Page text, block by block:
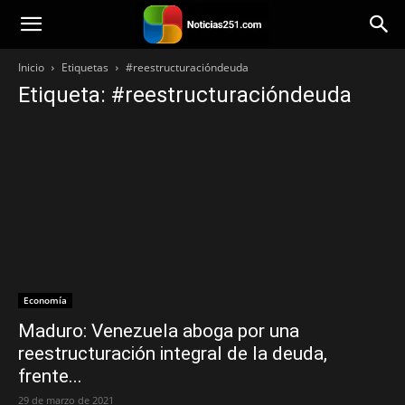
Noticias251
Inicio Etiquetas #reestructuracióndeuda
Etiqueta: #reestructuracióndeuda
Economía
Maduro: Venezuela aboga por una
reestructuración integral de la deuda,
frente...
29 de marzo de 2021